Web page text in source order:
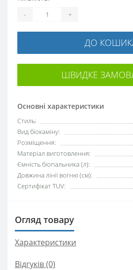
Основні характеристики
Стиль:
Вид біокаміну:
Розміщення:
Матеріал виготовлення:
Ємність біопальника (л):
Довжина лінії вогню (см):
Сертифікат TUV:
- +
ДО
ШВИДКЕ
Огляд товару
Характеристики
Відгуків (0)